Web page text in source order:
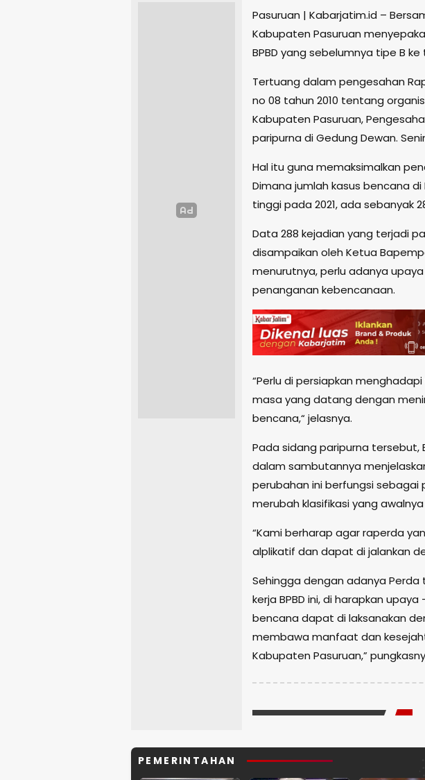
Pasuruan | Kabarjatim.id –
Kabupaten Pasuruan
BPBD yang sebelumnya tipe B ke
Tertuang dalam pengesahan
no 08 tahun 2010 tentang
Kabupaten Pasuruan,
paripurna di Gedung Dewan.
Hal itu guna memaksimalkan
Dimana jumlah kasus bencana
tinggi pada 2021, ada sebanyak
Data 288 kejadian yang terjadi
disampaikan oleh Ketua
menurutnya, perlu adanya
penanganan kebencanaan.
“Perlu di persiapkan
masa yang datang dengan
bencana,“ jelasnya.
Pada sidang paripurna tersebut,
dalam sambutannya
perubahan ini berfungsi sebagai
merubah klasifikasi yang awalnya
“Kami berharap agar raperda
alplikatif dan dapat di jalankan
Sehingga dengan adanya
kerja BPBD ini, di harapkan
bencana dapat di laksanakan
membawa manfaat dan
Kabupaten Pasuruan,”
PEMERINTAHAN